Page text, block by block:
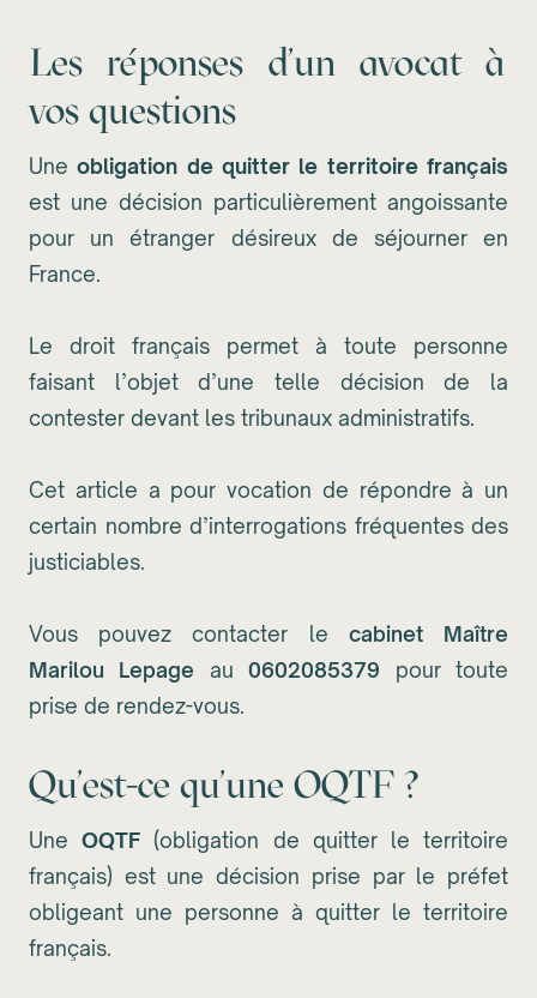
Les réponses d'un avocat à
vos questions
Uneobligation de quitter le territoire français
est une décision particulièrement angoissante
pour un étranger désireux de séjourner en
France.
Le droit français permet à toute personne
faisant l’objet d’une telle décision de la
contester devant les tribunaux administratifs.
Cet article a pour vocation de répondre à un
certain nombre d’interrogations fréquentes des
justiciables.
Vous pouvez contacter le cabinet Maître
Marilou Lepage au0602085379 pour toute
prise de rendez-vous.
Qu'est-ce qu'une OQTF ?
UneOQTF (obligation de quitter le territoire
français) est une décision prise par le préfet
obligeant une personne à quitter le territoire
français.